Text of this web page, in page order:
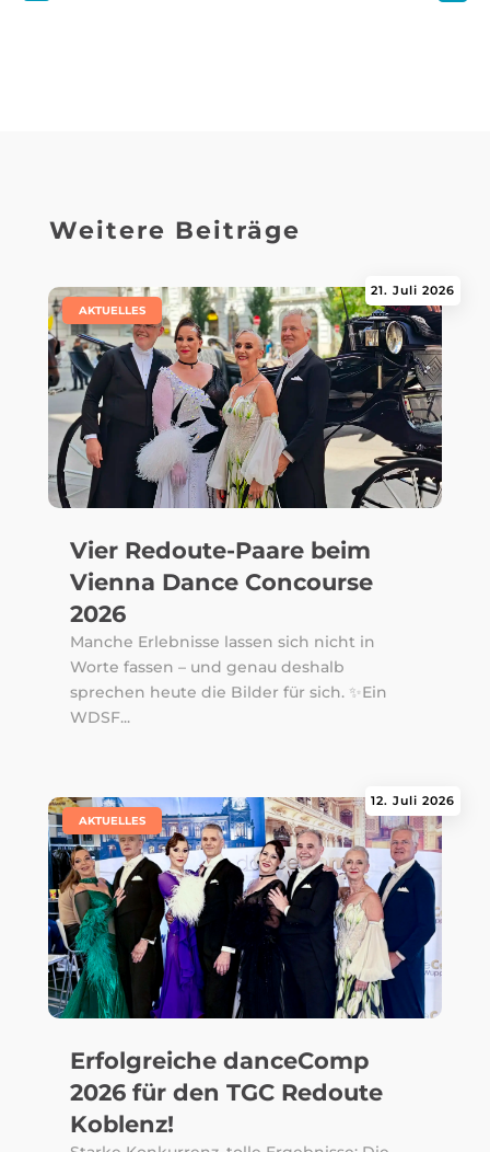
Weitere Beiträge
Vier Redoute-Paare beim
Vienna Dance Concourse
2026
21. Juli 2026
AKTUELLES
Manche Erlebnisse lassen sich nicht in
Worte fassen – und genau deshalb
sprechen heute die Bilder für sich. ✨Ein
WDSF...
Erfolgreiche danceComp
2026 für den TGC Redoute
Koblenz!
12. Juli 2026
AKTUELLES